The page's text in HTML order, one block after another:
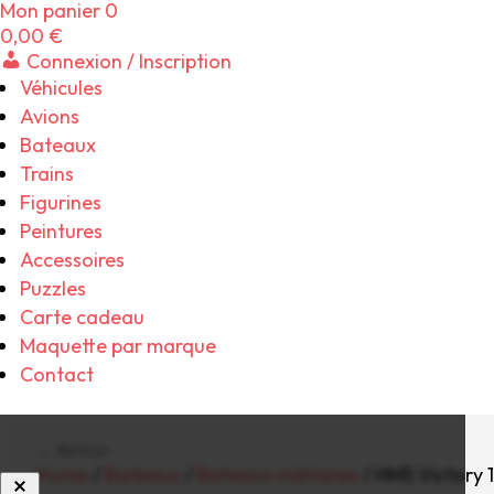
Mon panier 0
0,00 €
Connexion / Inscription
Véhicules
Avions
Bateaux
Trains
Figurines
Peintures
Accessoires
Puzzles
Carte cadeau
Maquette par marque
Contact
Home / HMS Victory